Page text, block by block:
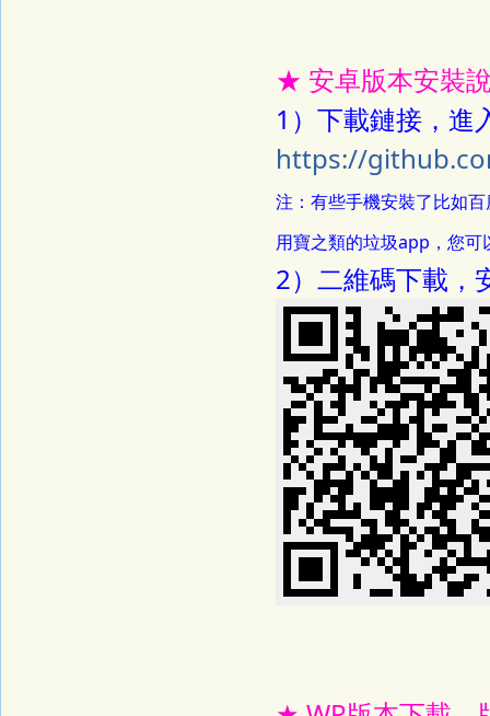
★ 安卓版本安裝
1）下載鏈接，進
https://
注：有些手機安裝了比如
用寶之類的垃圾app，您可
2）二維碼下載，